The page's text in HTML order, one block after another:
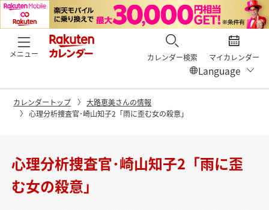
メニュー カレンダー検索 マイカレンダー
カレンダートップ
大路恵美さんの情報
心理分析捜査官･崎山知子2「雨に歪む女の殺意」
心理分析捜査官･崎山知子2「雨に歪
む女の殺意」